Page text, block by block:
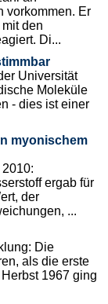
vorkommen. Er
den
Di...
Universität
Moleküle
- dies ist einer
myonischem
ergab für
der
...
Die
als die erste
1967 ging